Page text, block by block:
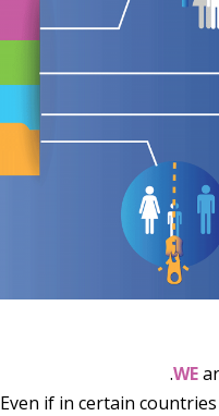
WE
Even if in certain